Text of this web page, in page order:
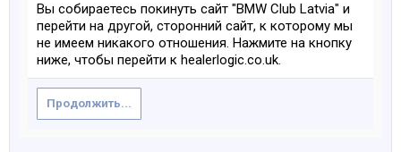
Вы собираетесь покинуть сайт "BMW Club Latvia" и
перейти на другой, сторонний сайт, к которому мы
не имеем никакого отношения. Нажмите на кнопку
ниже, чтобы перейти к healerlogic.co.uk.
Продолжить...